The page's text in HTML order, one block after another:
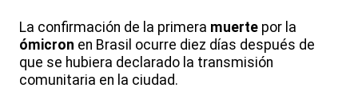
La confirmación de la primera muerte por la
ómicron en Brasil ocurre diez días después de
que se hubiera declarado la transmisión
comunitaria en la ciudad.